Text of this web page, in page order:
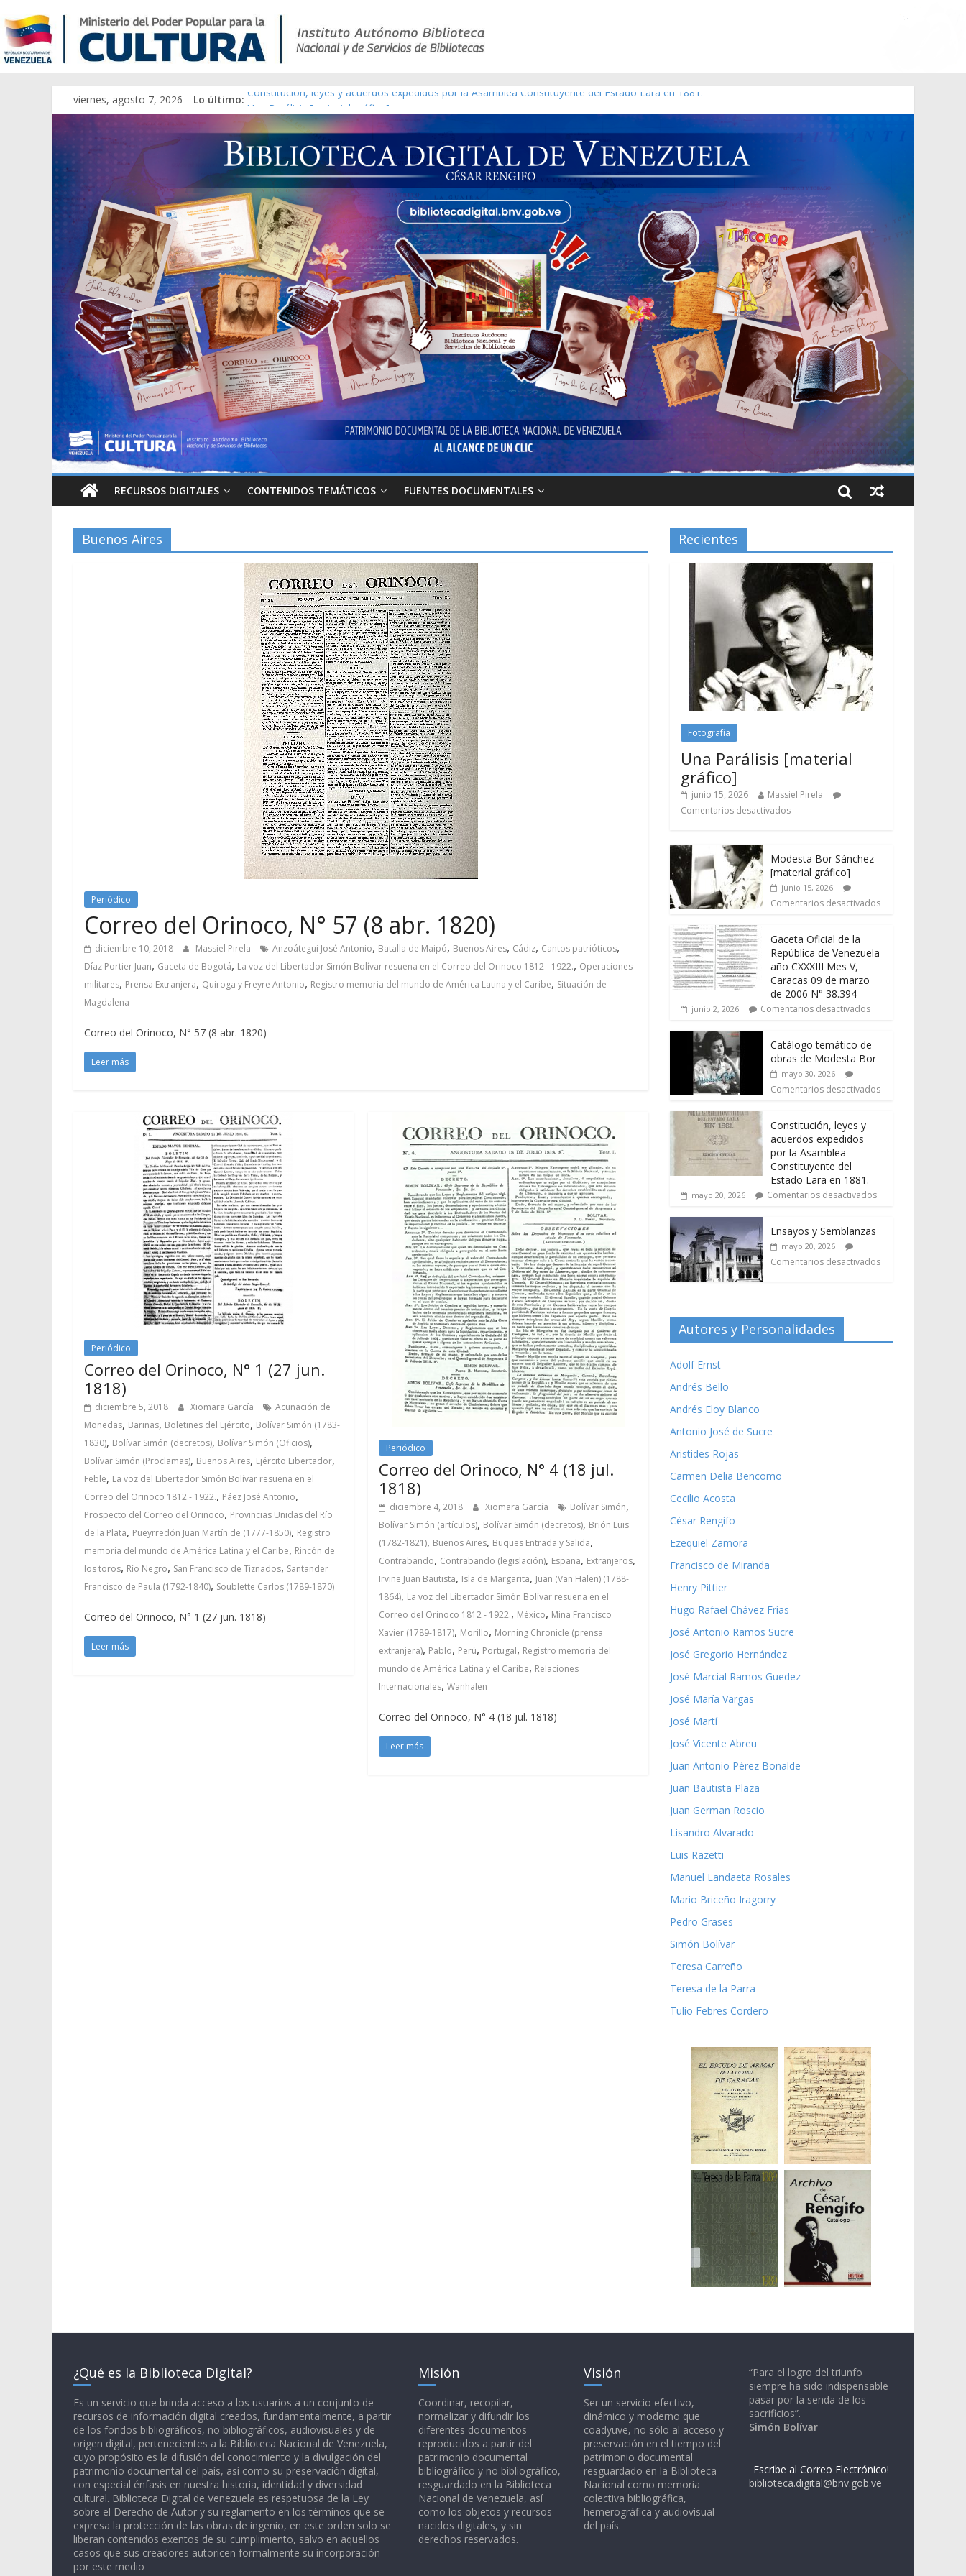
viernes, agosto 7, 2026 Lo último: Constitución, leyes y acuerdos expedidos por la Asamblea Constituyente del Estado Lara en 1881.
Una Parálisis [material gráfico]
Modesta Bor Sánchez [material gráfico]
Gaceta Oficial de la República de Venezuela año CXXXIII Mes V, Caracas 09 de marzo de 2006 N° 38.394
Catálogo temático de obras de Modesta Bor
RECURSOS DIGITALES CONTENIDOS TEMÁTICOS FUENTES DOCUMENTALES
Buenos Aires
Periódico
Correo del Orinoco, N° 57 (8 abr. 1820)
diciembre 10, 2018 Massiel Pirela Anzoátegui José Antonio, Batalla de Maipó, Buenos Aires, Cádiz, Cantos patrióticos,
Díaz Portier Juan, Gaceta de Bogotá, La voz del Libertador Simón Bolívar resuena en el Correo del Orinoco 1812 - 1922., Operaciones
militares, Prensa Extranjera, Quiroga y Freyre Antonio, Registro memoria del mundo de América Latina y el Caribe, Situación de
Magdalena
Correo del Orinoco, N° 57 (8 abr. 1820)
Leer más
Periódico
Correo del Orinoco, N° 1 (27 jun.
1818)
diciembre 5, 2018 Xiomara García
Acuñación de
Monedas, Barinas, Boletines del Ejército, Bolívar Simón (1783-
1830), Bolívar Simón (decretos), Bolívar Simón (Oficios),
Bolívar Simón (Proclamas), Buenos Aires, Ejército Libertador,
Feble, La voz del Libertador Simón Bolívar resuena en el
Correo del Orinoco 1812 - 1922., Páez José Antonio,
Prospecto del Correo del Orinoco, Provincias Unidas del Río
de la Plata, Pueyrredón Juan Martín de (1777-1850), Registro
memoria del mundo de América Latina y el Caribe, Rincón de
los toros, Río Negro, San Francisco de Tiznados, Santander
Francisco de Paula (1792-1840), Soublette Carlos (1789-1870)
Correo del Orinoco, N° 1 (27 jun. 1818)
Leer más
Periódico
Correo del Orinoco, N° 4 (18 jul.
1818)
diciembre 4, 2018 Xiomara García Bolívar Simón,
Bolívar Simón (artículos), Bolívar Simón (decretos), Brión Luis
(1782-1821), Buenos Aires, Buques Entrada y Salida,
Contrabando, Contrabando (legislación), España, Extranjeros,
Irvine Juan Bautista, Isla de Margarita, Juan (Van Halen) (1788-
1864), La voz del Libertador Simón Bolívar resuena en el
Correo del Orinoco 1812 - 1922., México, Mina Francisco
Xavier (1789-1817), Morillo, Morning Chronicle (prensa
extranjera), Pablo, Perú, Portugal, Registro memoria del
mundo de América Latina y el Caribe, Relaciones
Internacionales,Wanhalen
Correo del Orinoco, N° 4 (18 jul. 1818)
Leer más
Recientes
Fotografía
Una Parálisis [material
gráfico]
junio 15, 2026
Massiel Pirela
Comentarios desactivados
Modesta Bor Sánchez
[material gráfico]
junio 15, 2026
Comentarios desactivados
Gaceta Oficial de la
República de Venezuela
año CXXXIII Mes V,
Caracas 09 de marzo
de 2006 N° 38.394
junio 2, 2026 Comentarios desactivados
Catálogo temático de
obras de Modesta Bor
mayo 30, 2026
Comentarios desactivados
Constitución, leyes y
acuerdos expedidos
por la Asamblea
Constituyente del
Estado Lara en 1881.
mayo 20, 2026 Comentarios desactivados
Ensayos y Semblanzas
mayo 20, 2026
Comentarios desactivados
Autores y Personalidades
Adolf Ernst
Andrés Bello
Andrés Eloy Blanco
Antonio José de Sucre
Aristides Rojas
Carmen Delia Bencomo
Cecilio Acosta
César Rengifo
Ezequiel Zamora
Francisco de Miranda
Henry Pittier
Hugo Rafael Chávez Frías
José Antonio Ramos Sucre
José Gregorio Hernández
José Marcial Ramos Guedez
José María Vargas
José Martí
José Vicente Abreu
Juan Antonio Pérez Bonalde
Juan Bautista Plaza
Juan German Roscio
Lisandro Alvarado
Luis Razetti
Manuel Landaeta Rosales
Mario Briceño Iragorry
Pedro Grases
Simón Bolívar
Teresa Carreño
Teresa de la Parra
Tulio Febres Cordero
¿Qué es la Biblioteca Digital?
Es un servicio que brinda acceso a los usuarios a un conjunto de
recursos de información digital creados, fundamentalmente, a partir
de los fondos bibliográficos, no bibliográficos, audiovisuales y de
origen digital, pertenecientes a la Biblioteca Nacional de Venezuela,
cuyo propósito es la difusión del conocimiento y la divulgación del
patrimonio documental del país, así como su preservación digital,
con especial énfasis en nuestra historia, identidad y diversidad
cultural. Biblioteca Digital de Venezuela es respetuosa de la Ley
sobre el Derecho de Autor y su reglamento en los términos que se
expresa la protección de las obras de ingenio, en este orden solo se
liberan contenidos exentos de su cumplimiento, salvo en aquellos
casos que sus creadores autoricen formalmente su incorporación
por este medio
Misión
Coordinar, recopilar,
normalizar y difundir los
diferentes documentos
reproducidos a partir del
patrimonio documental
bibliográfico y no bibliográfico,
resguardado en la Biblioteca
Nacional de Venezuela, así
como los objetos y recursos
nacidos digitales, y sin
derechos reservados.
Visión
Ser un servicio efectivo,
dinámico y moderno que
coadyuve, no sólo al acceso y
preservación en el tiempo del
patrimonio documental
resguardado en la Biblioteca
Nacional como memoria
colectiva bibliográfica,
hemerográfica y audiovisual
del país.
“Para el logro del triunfo
siempre ha sido indispensable
pasar por la senda de los
sacrificios”.
Simón Bolívar
Escribe al Correo Electrónico!
biblioteca.digital@bnv.gob.ve